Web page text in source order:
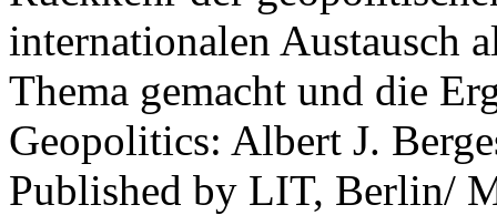
internationalen Austausch
Thema gemacht und die
Geopolitics: Albert J.
Published by LIT, Berlin/